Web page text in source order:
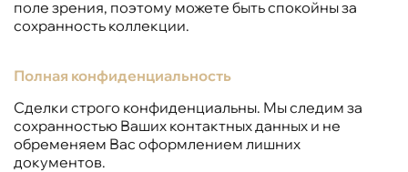
поле зрения, поэтому можете быть спокойны за
сохранность коллекции.
Полная конфиденциальность
Сделки строго конфиденциальны. Мы следим за
сохранностью Ваших контактных данных и не
обременяем Вас оформлением лишних
документов.